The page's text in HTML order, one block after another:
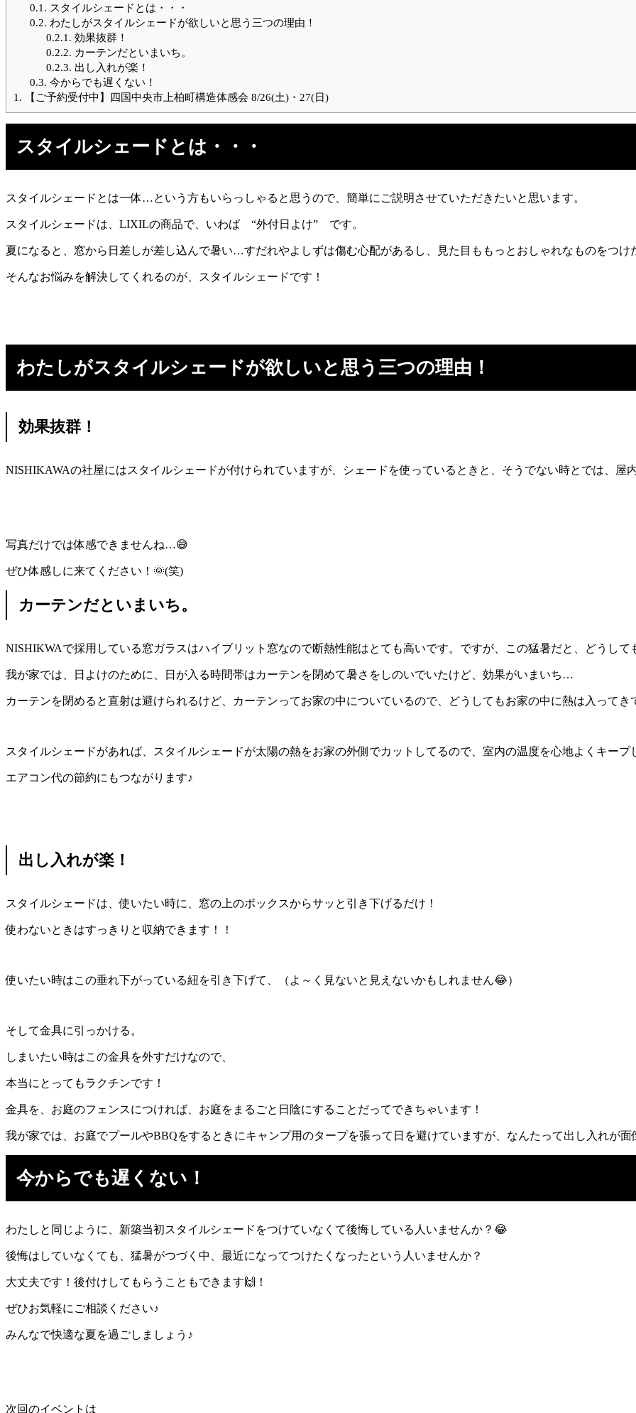
0.1. スタイルシェードとは・・・
0.2. わたしがスタイルシェードが欲しいと思う三つの理由！
0.2.1. 効果抜群！
0.2.2. カーテンだといまいち。
0.2.3. 出し入れが楽！
0.3. 今からでも遅くない！
1. 【ご予約受付中】四国中央市上柏町構造体感会 8/26(土)・27(日)
スタイルシェードとは・・・
スタイルシェードとは一体…という方もいらっしゃると思うので、簡単にご説明させていただきたいと思います。
スタイルシェードは、LIXILの商品で、いわば “外付日よけ” です。
夏になると、窓から日差しが差し込んで暑い…すだれやよしずは傷む心配があるし、見た目ももっとおしゃれなものをつ
そんなお悩みを解決してくれるのが、スタイルシェードです！
わたしがスタイルシェードが欲しいと思う三つの理由！
効果抜群！
NISHIKAWAの社屋にはスタイルシェードが付けられていますが、シェードを使っているときと、そうでない時とでは、屋
写真だけでは体感できませんね…😅
ぜひ体感しに来てください！🌞(笑)
カーテンだといまいち。
NISHIKWAで採用している窓ガラスはハイブリット窓なので断熱性能はとても高いです。ですが、この猛暑だと、どうし
我が家では、日よけのために、日が入る時間帯はカーテンを閉めて暑さをしのいでいたけど、効果がいまいち…
カーテンを閉めると直射は避けられるけど、カーテンってお家の中についているので、どうしてもお家の中に熱は入ってき
スタイルシェードがあれば、スタイルシェードが太陽の熱をお家の外側でカットしてるので、室内の温度を心地よくキープ
エアコン代の節約にもつながります♪
出し入れが楽！
スタイルシェードは、使いたい時に、窓の上のボックスからサッと引き下げるだけ！
使わないときはすっきりと収納できます！！
使いたい時はこの垂れ下がっている紐を引き下げて、（よ～く見ないと見えないかもしれません😂）
そして金具に引っかける。
しまいたい時はこの金具を外すだけなので、
本当にとってもラクチンです！
金具を、お庭のフェンスにつければ、お庭をまるごと日陰にすることだってできちゃいます！
我が家では、お庭でプールやBBQをするときにキャンプ用のタープを張って日を避けていますが、なんたって出し入れが
今からでも遅くない！
わたしと同じように、新築当初スタイルシェードをつけていなくて後悔している人いませんか？😂
後悔はしていなくても、猛暑がつづく中、最近になってつけたくなったという人いませんか？
大丈夫です！後付けしてもらうこともできます🙌！
ぜひお気軽にご相談ください♪
みんなで快適な夏を過ごしましょう♪
次回のイベントは